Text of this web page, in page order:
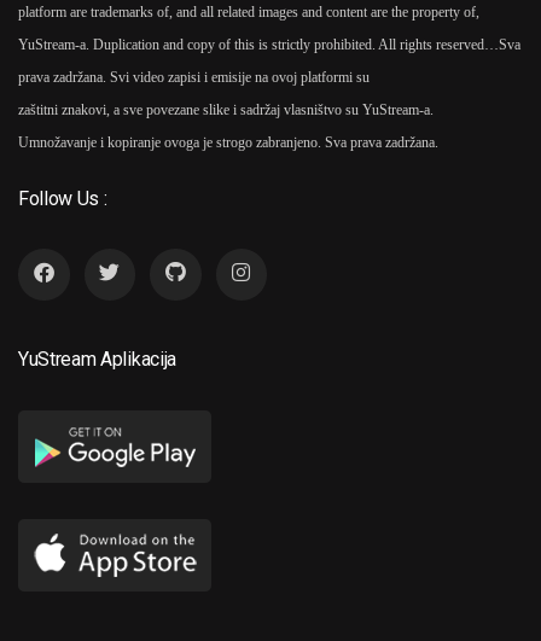
platform are trademarks of, and all related images and content are the property of,
YuStream-a. Duplication and copy of this is strictly prohibited. All rights reserved… Sva
prava zadržana. Svi video zapisi i emisije na ovoj platformi su
zaštitni znakovi, a sve povezane slike i sadržaj vlasništvo su YuStream-a.
Umnožavanje i kopiranje ovoga je strogo zabranjeno. Sva prava zadržana.
Follow Us :
YuStream Aplikacija